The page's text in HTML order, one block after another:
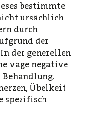
bestimmte
ursächlich
durch
der
der generellen
vage negative
Übelkeit
spezifisch